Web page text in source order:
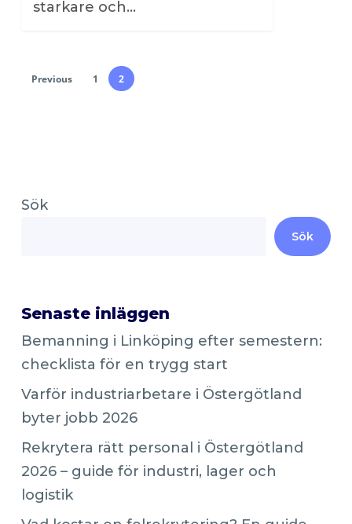
starkare och…
Previous 1 2
Sök
Sök
Senaste inläggen
Bemanning i Linköping efter semestern:
checklista för en trygg start
Varför industriarbetare i Östergötland
byter jobb 2026
Rekrytera rätt personal i Östergötland
2026 – guide för industri, lager och
logistik